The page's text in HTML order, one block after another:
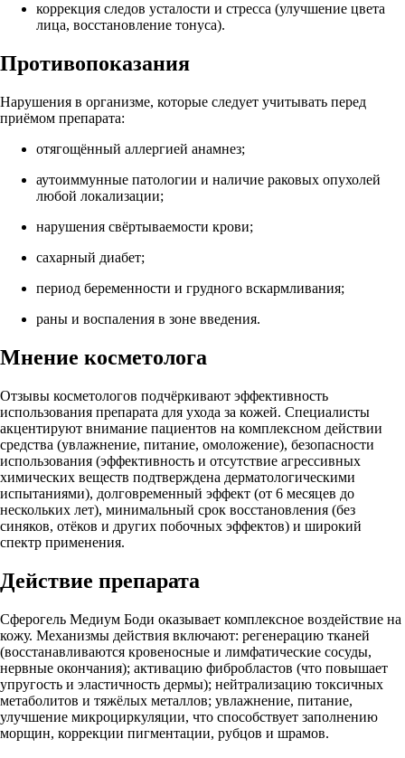
коррекция следов усталости и стресса (улучшение цвета
лица, восстановление тонуса).
Противопоказания
Нарушения в организме, которые следует учитывать перед
приёмом препарата:
отягощённый аллергией анамнез;
аутоиммунные патологии и наличие раковых опухолей
любой локализации;
нарушения свёртываемости крови;
сахарный диабет;
период беременности и грудного вскармливания;
раны и воспаления в зоне введения.
Мнение косметолога
Отзывы косметологов подчёркивают эффективность
использования препарата для ухода за кожей. Специалисты
акцентируют внимание пациентов на комплексном действии
средства (увлажнение, питание, омоложение), безопасности
использования (эффективность и отсутствие агрессивных
химических веществ подтверждена дерматологическими
испытаниями), долговременный эффект (от 6 месяцев до
нескольких лет), минимальный срок восстановления (без
синяков, отёков и других побочных эффектов) и широкий
спектр применения.
Действие препарата
Сферогель Медиум Боди оказывает комплексное воздействие на
кожу. Механизмы действия включают: регенерацию тканей
(восстанавливаются кровеносные и лимфатические сосуды,
нервные окончания); активацию фибробластов (что повышает
упругость и эластичность дермы); нейтрализацию токсичных
метаболитов и тяжёлых металлов; увлажнение, питание,
улучшение микроциркуляции, что способствует заполнению
морщин, коррекции пигментации, рубцов и шрамов.